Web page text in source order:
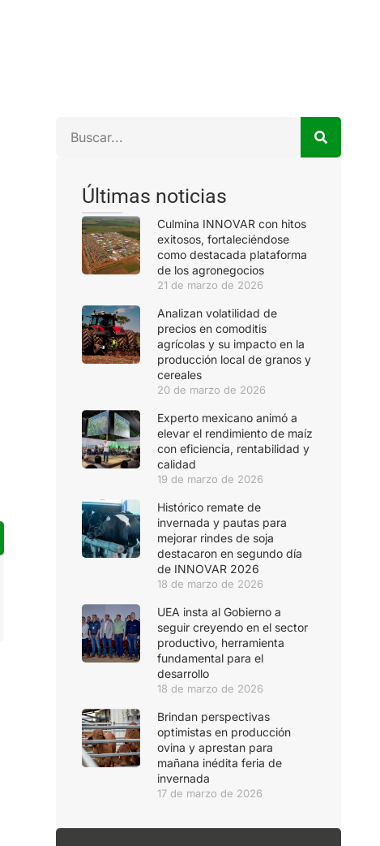
Últimas noticias
Culmina INNOVAR con hitos
exitosos, fortaleciéndose
como destacada plataforma
de los agronegocios
21 de marzo de 2026
Analizan volatilidad de
precios en comoditis
agrícolas y su impacto en la
producción local de granos y
cereales
20 de marzo de 2026
Experto mexicano animó a
elevar el rendimiento de maíz
con eficiencia, rentabilidad y
calidad
19 de marzo de 2026
Histórico remate de
invernada y pautas para
mejorar rindes de soja
destacaron en segundo día
de INNOVAR 2026
18 de marzo de 2026
UEA insta al Gobierno a
seguir creyendo en el sector
productivo, herramienta
fundamental para el
desarrollo
18 de marzo de 2026
Brindan perspectivas
optimistas en producción
ovina y aprestan para
mañana inédita feria de
invernada
17 de marzo de 2026